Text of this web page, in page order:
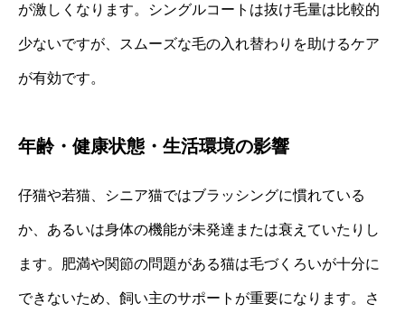
が激しくなります。シングルコートは抜け毛量は比較的
少ないですが、スムーズな毛の入れ替わりを助けるケア
が有効です。
年齢・健康状態・生活環境の影響
仔猫や若猫、シニア猫ではブラッシングに慣れている
か、あるいは身体の機能が未発達または衰えていたりし
ます。肥満や関節の問題がある猫は毛づくろいが十分に
できないため、飼い主のサポートが重要になります。さ